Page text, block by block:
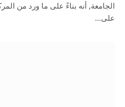
الجامعة, أنه بناءً على ما ورد من
على…